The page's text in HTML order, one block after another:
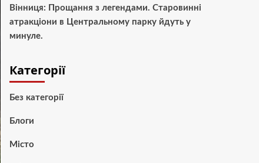
Вінниця: Прощання з легендами. Старовинні
атракціони в Центральному парку йдуть у
минуле.
Категорії
Без категорії
Блоги
Місто